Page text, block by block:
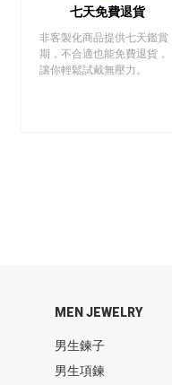
七天免費退貨
非客製化商品提供七天鑑賞
期，不合適也能免費退貨，
讓你輕鬆試戴無壓力。
MEN JEWELRY
男生鍊子
男生項鍊